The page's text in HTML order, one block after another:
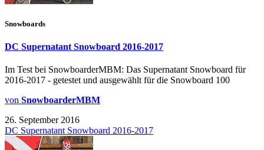
Snowboards
DC Supernatant Snowboard 2016-2017
Im Test bei SnowboarderMBM: Das Supernatant Snowboard für
2016-2017 - getestet und ausgewählt für die Snowboard 100
von SnowboarderMBM
26. September 2016
DC Supernatant Snowboard 2016-2017